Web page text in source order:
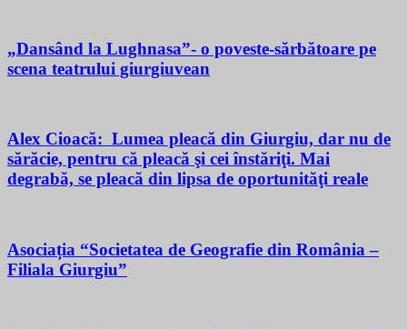
„Dansând la Lughnasa”- o poveste-sărbătoare pe
scena teatrului giurgiuvean
Alex Cioacă: Lumea pleacă din Giurgiu, dar nu de
sărăcie, pentru că pleacă şi cei înstăriţi. Mai
degrabă, se pleacă din lipsa de oportunităţi reale
Asociația “Societatea de Geografie din România –
Filiala Giurgiu”